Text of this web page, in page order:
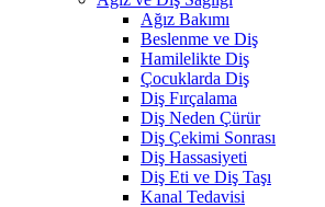
Ağız Bakımı
Beslenme ve Diş
Hamilelikte Diş
Çocuklarda Diş
Diş Fırçalama
Diş Neden Çürür
Diş Çekimi Sonrası
Diş Hassasiyeti
Diş Eti ve Diş Taşı
Kanal Tedavisi